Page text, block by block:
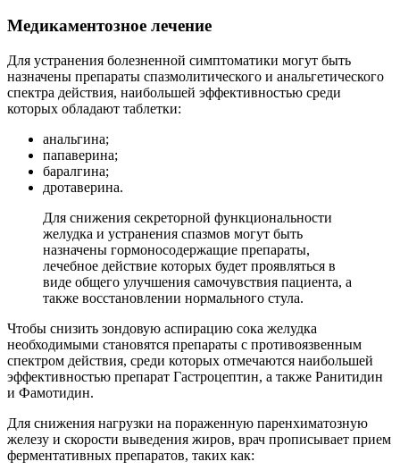
Медикаментозное лечение
Для устранения болезненной симптоматики могут быть
назначены препараты спазмолитического и анальгетического
спектра действия, наибольшей эффективностью среди
которых обладают таблетки:
анальгина;
папаверина;
баралгина;
дротаверина.
Для снижения секреторной функциональности
желудка и устранения спазмов могут быть
назначены гормоносодержащие препараты,
лечебное действие которых будет проявляться в
виде общего улучшения самочувствия пациента, а
также восстановлении нормального стула.
Чтобы снизить зондовую аспирацию сока желудка
необходимыми становятся препараты с противоязвенным
спектром действия, среди которых отмечаются наибольшей
эффективностью препарат Гастроцептин, а также Ранитидин
и Фамотидин.
Для снижения нагрузки на пораженную паренхиматозную
железу и скорости выведения жиров, врач прописывает прием
ферментативных препаратов, таких как: